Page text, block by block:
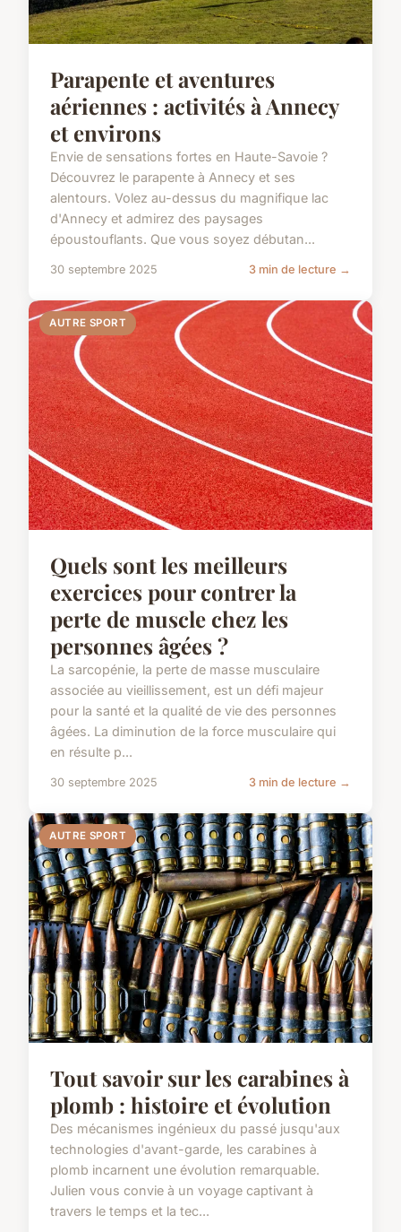
Parapente et aventures
aériennes : activités à Annecy
et environs
Envie de sensations fortes en Haute-Savoie ?
Découvrez le parapente à Annecy et ses
alentours. Volez au-dessus du magnifique lac
d'Annecy et admirez des paysages
époustouflants. Que vous soyez débutan...
30 septembre 2025 3 min de lecture →
AUTRE SPORT
Quels sont les meilleurs
exercices pour contrer la
perte de muscle chez les
personnes âgées ?
La sarcopénie, la perte de masse musculaire
associée au vieillissement, est un défi majeur
pour la santé et la qualité de vie des personnes
âgées. La diminution de la force musculaire qui
en résulte p...
30 septembre 2025 3 min de lecture →
AUTRE SPORT
Tout savoir sur les carabines à
plomb : histoire et évolution
Des mécanismes ingénieux du passé jusqu'aux
technologies d'avant-garde, les carabines à
plomb incarnent une évolution remarquable.
Julien vous convie à un voyage captivant à
travers le temps et la tec...